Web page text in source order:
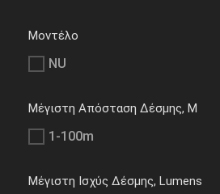
Μοντέλο
NU
Μέγιστη Απόσταση Δέσμης, M
1-100m
Μέγιστη Ισχύς Δέσμης, Lumens